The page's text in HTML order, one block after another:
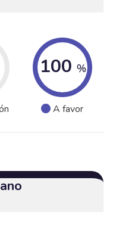
100 %
A favor